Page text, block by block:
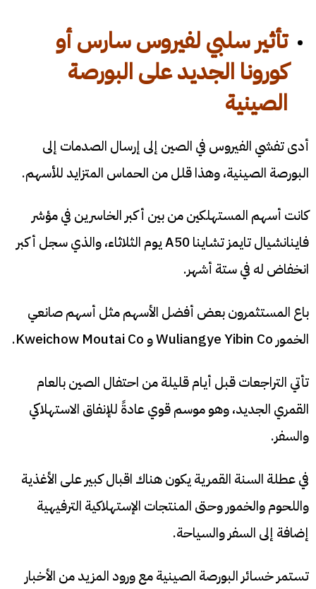
تأثير سلبي لفيروس سارس أو
كورونا الجديد على البورصة
الصينية
أدى تفشي الفيروس في الصين إلى إرسال الصدمات إلى
البورصة الصينية، وهذا قلل من الحماس المتزايد للأسهم.
كانت أسهم المستهلكين من بين أكبر الخاسرين في مؤشر
فاينانشيال تايمز تشاينا A50 يوم الثلاثاء، والذي سجل أكبر
انخفاض له في ستة أشهر.
باع المستثمرون بعض أفضل الأسهم مثل أسهم صانعي
الخمور Wuliangye Yibin Co و Kweichow Moutai Co.
تأتي التراجعات قبل أيام قليلة من احتفال الصين بالعام
القمري الجديد، وهو موسم قوي عادةً للإنفاق الاستهلاكي
والسفر.
في عطلة السنة القمرية يكون هناك اقبال كبير على الأغذية
واللحوم والخمور وحتى المنتجات الإستهلاكية الترفيهية
إضافة إلى السفر والسياحة.
تستمر خسائر البورصة الصينية مع ورود المزيد من الأخبار